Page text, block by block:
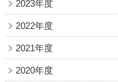
2023年度
2022年度
2021年度
2020年度